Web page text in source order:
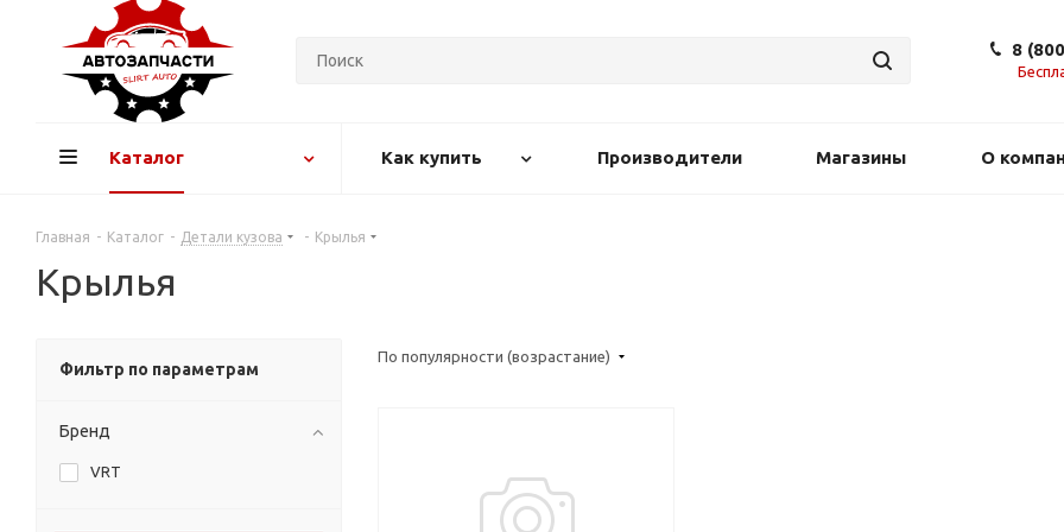
8
Каталог Как купить Производители Магазины О
Главная - Каталог - Детали кузова - Крылья
Крылья
По популярности (возрастание)
Фильтр по параметрам
Бренд
VRT